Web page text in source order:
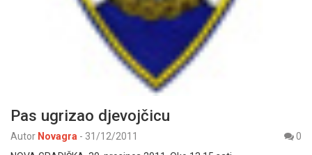
Pas ugrizao djevojčicu
Autor Novagra - 31/12/2011
0